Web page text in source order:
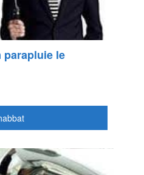
parapluie le